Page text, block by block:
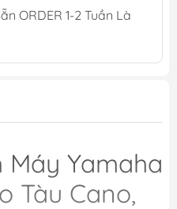
ORDER 1-2 Tuần Là
Máy Yamaha
Tàu Cano,